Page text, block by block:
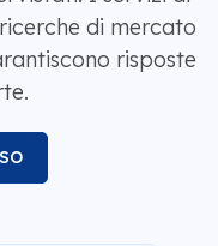
di mercato
risposte